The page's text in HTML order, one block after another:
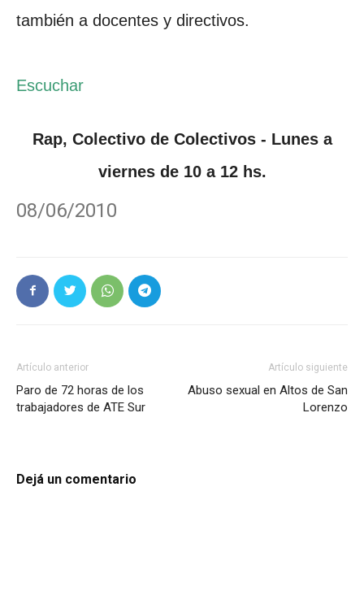
también a docentes y directivos.
Escuchar
Rap, Colectivo de Colectivos - Lunes a
viernes de 10 a 12 hs.
08/06/2010
Artículo anterior
Paro de 72 horas de los
trabajadores de ATE Sur
Artículo siguiente
Abuso sexual en Altos de San
Lorenzo
Dejá un comentario